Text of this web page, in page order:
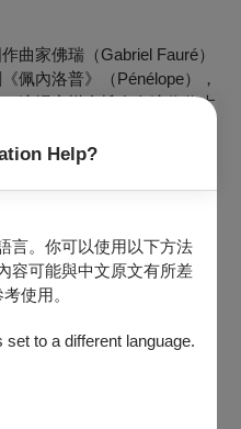
Help?
言。你可以使用以下方法
容可能與中文原文有所差
使用。
to a different language.
曲家佛瑞（Gabriel Fauré）
佩內洛普》（Pénélope），
這場音樂會旨在向這位偉大
識這部被遺忘的歌劇。
詩人荷馬的史詩《奧德
佛書瓦（René Fauchois）
在1913年完成了這部作品。
結束後，歷經十年漂泊後，
的感人故事。在奧德修斯漫
念，拒絕了眾多追求者的求
丈夫的歸來。這部歌劇展現
德修斯的勇敢與堅韌。
特的音樂語言，將這段史詩
佩內洛普》的音樂既保留了
劇性的表達手法，使得整部